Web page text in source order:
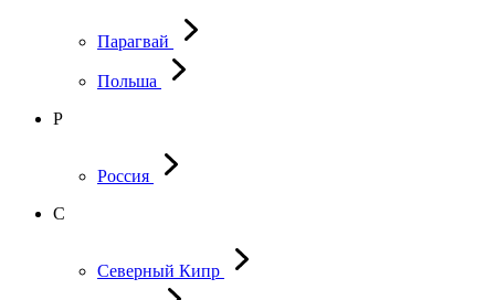
Парагвай
Польша
Р
Россия
С
Северный Кипр